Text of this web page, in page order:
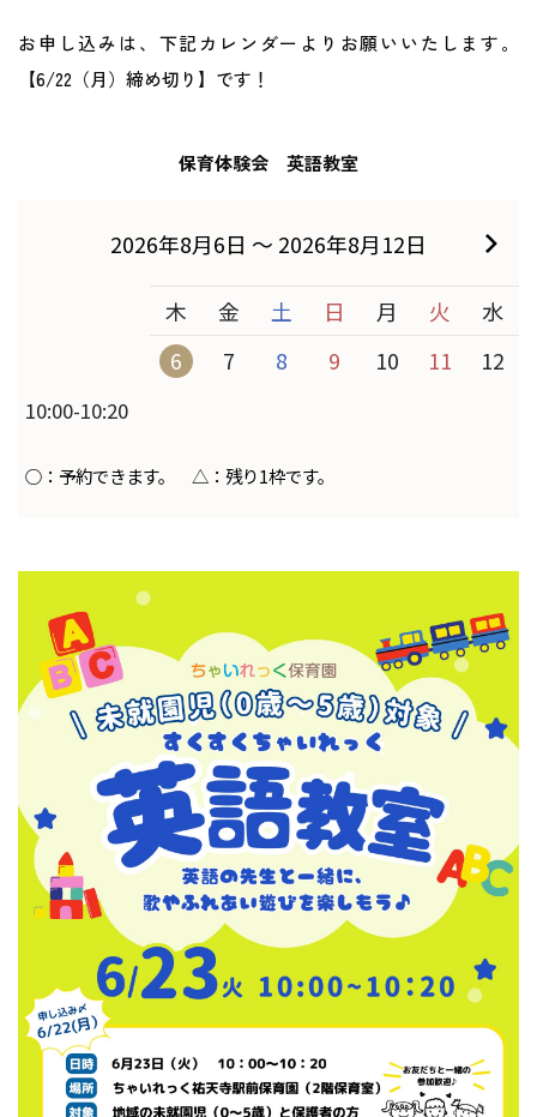
お申し込みは、下記カレンダーよりお願いいたします。
【6/22（月）締め切り】です！
保育体験会 英語教室